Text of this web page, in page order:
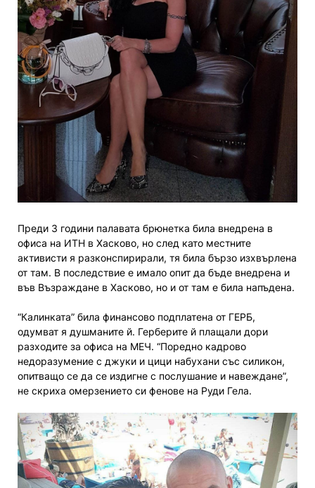
Преди 3 години палавата брюнетка била внедрена в
офиса на ИТН в Хасково, но след като местните
активисти я разконспирирали, тя била бързо изхвърлена
от там. В последствие е имало опит да бъде внедрена и
във Възраждане в Хасково, но и от там е била напъдена.
“Калинката” била финансово подплатена от ГЕРБ,
одумват я душманите й. Герберите й плащали дори
разходите за офиса на МЕЧ. “Поредно кадрово
недоразумение с джуки и цици набухани със силикон,
опитващо се да се издигне с послушание и навеждане”,
не скриха омерзението си фенове на Руди Гела.